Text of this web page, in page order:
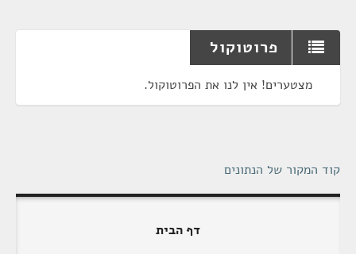
פרוטוקול
מצטערים! אין לנו את הפרוטוקול.
קוד המקור של הנתונים
דף הבית